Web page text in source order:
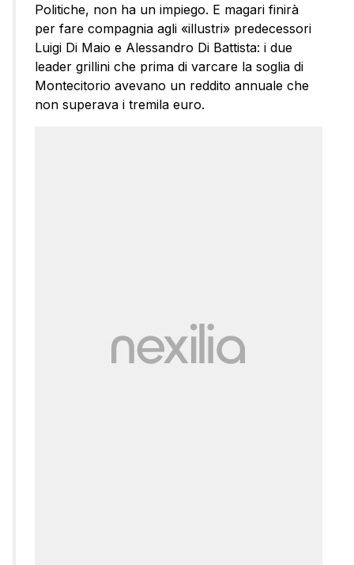
Politiche, non ha un impiego. E magari finirà
per fare compagnia agli «illustri» predecessori
Luigi Di Maio e Alessandro Di Battista: i due
leader grillini che prima di varcare la soglia di
Montecitorio avevano un reddito annuale che
non superava i tremila euro.